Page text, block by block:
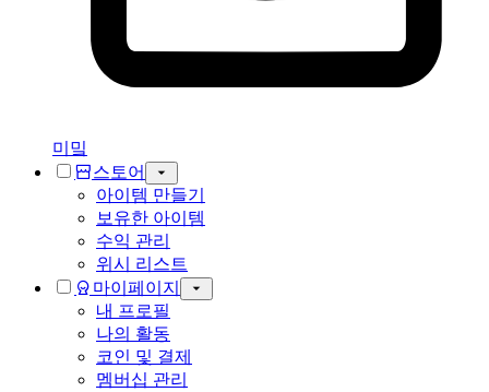
미밐
스토어
아이템 만들기
보유한 아이템
수익 관리
위시 리스트
마이페이지
내 프로필
나의 활동
코인 및 결제
멤버십 관리